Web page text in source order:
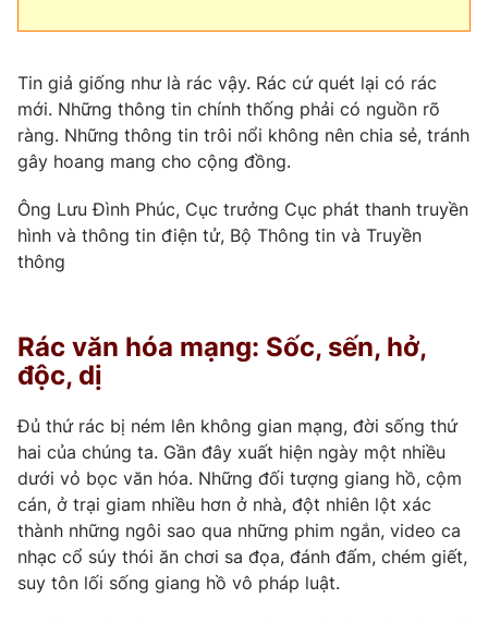
Tin giả giống như là rác vậy. Rác cứ quét lại có rác
mới. Những thông tin chính thống phải có nguồn rõ
ràng. Những thông tin trôi nổi không nên chia sẻ, tránh
gây hoang mang cho cộng đồng.
Ông Lưu Đình Phúc, Cục trưởng Cục phát thanh truyền
hình và thông tin điện tử, Bộ Thông tin và Truyền
thông
Rác văn hóa mạng: Sốc, sến, hở,
độc, dị
Đủ thứ rác bị ném lên không gian mạng, đời sống thứ
hai của chúng ta. Gần đây xuất hiện ngày một nhiều
dưới vỏ bọc văn hóa. Những đối tượng giang hồ, cộm
cán, ở trại giam nhiều hơn ở nhà, đột nhiên lột xác
thành những ngôi sao qua những phim ngắn, video ca
nhạc cổ súy thói ăn chơi sa đọa, đánh đấm, chém giết,
suy tôn lối sống giang hồ vô pháp luật.